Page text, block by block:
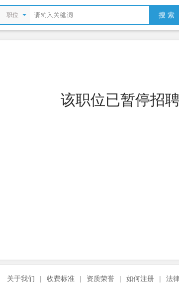
职位 搜 索
该职位已暂停招聘
关于我们 | 收费标准 | 资质荣誉 | 如何注册 | 法